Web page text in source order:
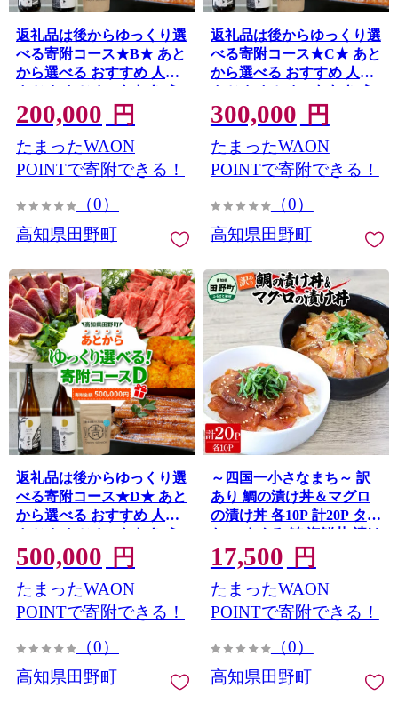
返礼品は後からゆっくり選
べる寄附コース★B★ あと
から選べる おすすめ 人気
カツオ カツオのたたき う
なぎ 鰻 肉 酒 塩 魚 魚介 カ
タログ 200000円
200,000 円
たまったWAON
POINTで寄附できる！
（0）
高知県田野町
返礼品は後からゆっくり選
べる寄附コース★C★ あと
から選べる おすすめ 人気
カツオ カツオのたたき う
なぎ 鰻 肉 酒 塩 魚 魚介 カ
タログ 300000円
300,000 円
たまったWAON
POINTで寄附できる！
（0）
高知県田野町
返礼品は後からゆっくり選
べる寄附コース★D★ あと
から選べる おすすめ 人気
カツオ カツオのたたき う
なぎ 鰻 肉 酒 塩 魚 魚介 カ
タログ 500000円
500,000 円
たまったWAON
POINTで寄附できる！
（0）
高知県田野町
～四国一小さなまち～ 訳
あり 鯛の漬け丼＆マグロ
の漬け丼 各10P 計20P タイ
たい まぐろ 鮪 海鮮丼 漬け
丼 魚 魚介 海鮮丼 海鮮 惣
菜 おかず 真空パック 個包
装 小分け 訳アリ
17,500 円
たまったWAON
POINTで寄附できる！
（0）
高知県田野町